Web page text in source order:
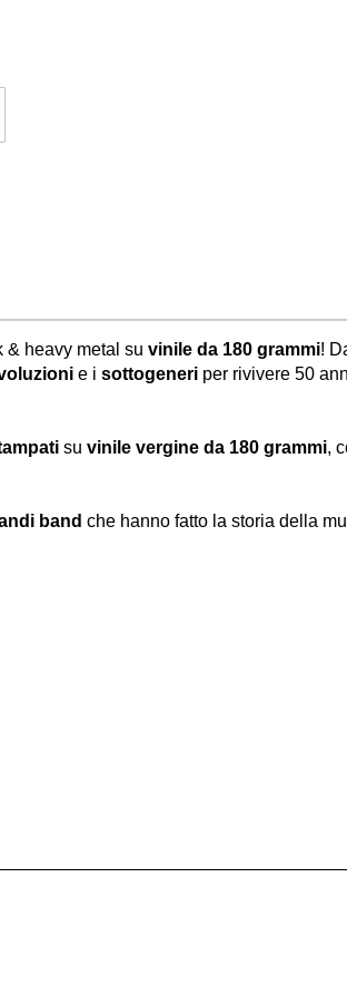
& heavy metal su vinile da 180 grammi!
e i sottogeneri per rivivere 50
su vinile vergine da 180 grammi,
band che hanno fatto la storia della